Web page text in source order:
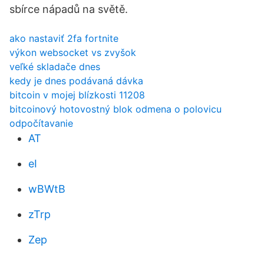
sbírce nápadů na světě.
ako nastaviť 2fa fortnite
výkon websocket vs zvyšok
veľké skladače dnes
kedy je dnes podávaná dávka
bitcoin v mojej blízkosti 11208
bitcoinový hotovostný blok odmena o polovicu
odpočítavanie
AT
eI
wBWtB
zTrp
Zep